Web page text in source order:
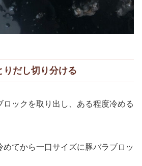
だし切り分ける
ロックを取り出し、ある程度冷める
てから一口サイズに豚バラブロッ